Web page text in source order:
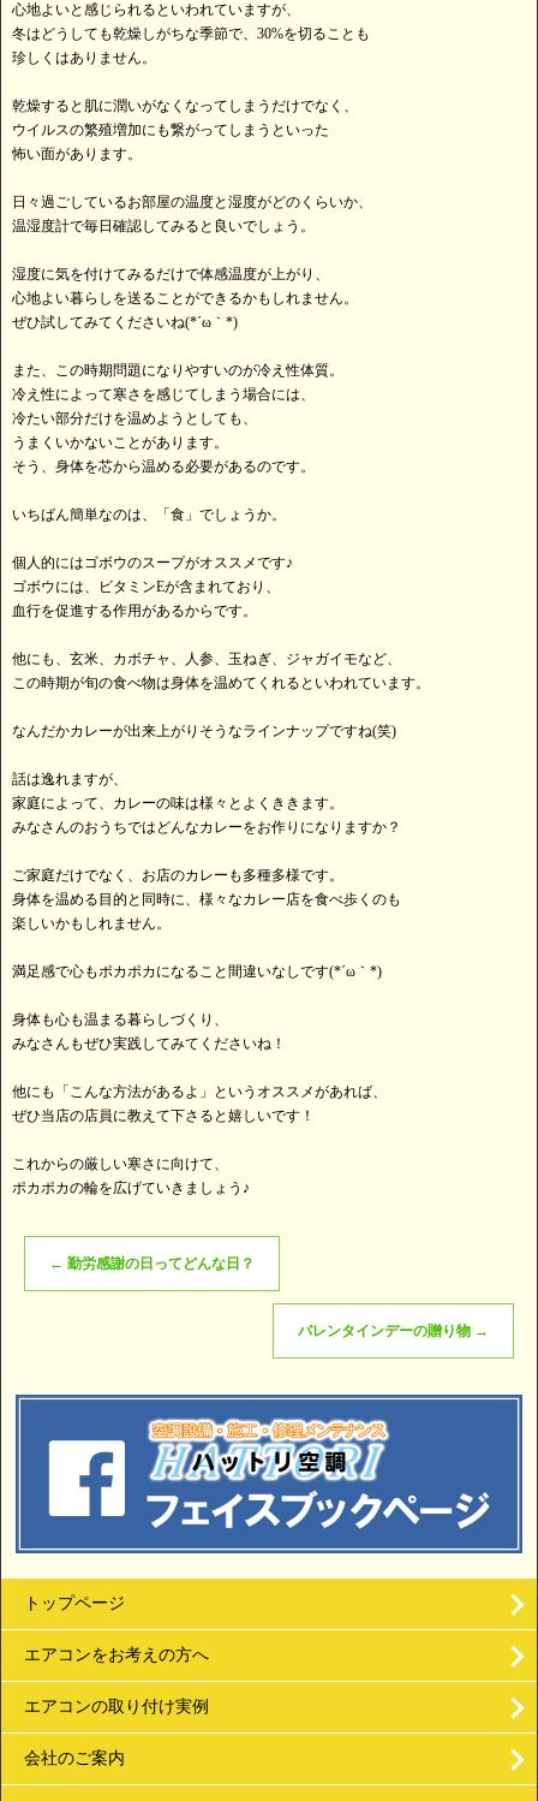
心地よいと感じられるといわれていますが、
冬はどうしても乾燥しがちな季節で、30%を切ることも
珍しくはありません。
乾燥すると肌に潤いがなくなってしまうだけでなく、
ウイルスの繁殖増加にも繋がってしまうといった
怖い面があります。
日々過ごしているお部屋の温度と湿度がどのくらいか、
温湿度計で毎日確認してみると良いでしょう。
湿度に気を付けてみるだけで体感温度が上がり、
心地よい暮らしを送ることができるかもしれません。
ぜひ試してみてくださいね(*´ω｀*)
また、この時期問題になりやすいのが冷え性体質。
冷え性によって寒さを感じてしまう場合には、
冷たい部分だけを温めようとしても、
うまくいかないことがあります。
そう、身体を芯から温める必要があるのです。
いちばん簡単なのは、「食」でしょうか。
個人的にはゴボウのスープがオススメです♪
ゴボウには、ビタミンEが含まれており、
血行を促進する作用があるからです。
他にも、玄米、カボチャ、人参、玉ねぎ、ジャガイモなど、
この時期が旬の食べ物は身体を温めてくれるといわれています。
なんだかカレーが出来上がりそうなラインナップですね(笑)
話は逸れますが、
家庭によって、カレーの味は様々とよくききます。
みなさんのおうちではどんなカレーをお作りになりますか？
ご家庭だけでなく、お店のカレーも多種多様です。
身体を温める目的と同時に、様々なカレー店を食べ歩くのも
楽しいかもしれません。
満足感で心もポカポカになること間違いなしです(*´ω｀*)
身体も心も温まる暮らしづくり、
みなさんもぜひ実践してみてくださいね！
他にも「こんな方法があるよ」というオススメがあれば、
ぜひ当店の店員に教えて下さると嬉しいです！
これからの厳しい寒さに向けて、
ポカポカの輪を広げていきましょう♪
← 勤労感謝の日ってどんな日？
バレンタインデーの贈り物 →
トップページ
エアコンをお考えの方へ
エアコンの取り付け実例
会社のご案内